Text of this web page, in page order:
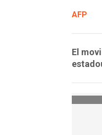
AFP
El